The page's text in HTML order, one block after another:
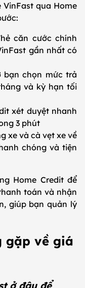
qua Home
căn cước chính
gần nhất có
bạn chọn mức trả
và kỳ hạn tối
xét duyệt nhanh
3 phút
xe và cà vẹt xe về
chóng và tiện
Home Credit để
toán và nhận
giúp bạn quản lý
gặp về giá